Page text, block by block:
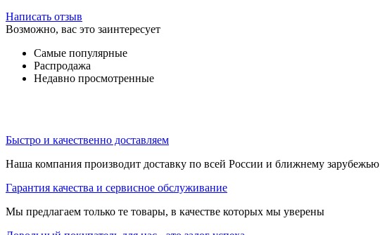
Написать отзыв
Возможно, вас это заинтересует
Самые популярные
Распродажа
Недавно просмотренные
Быстро и качественно доставляем
Наша компания производит доставку по всей России и ближнему зарубежью
Гарантия качества и сервисное обслуживание
Мы предлагаем только те товары, в качестве которых мы уверены